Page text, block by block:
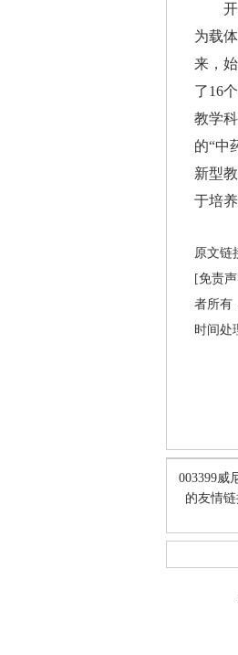
开展
为载
来，
了16
教学
的“中
新型
于培
原文链
[免责
者所有
时间处
003399威
的友情